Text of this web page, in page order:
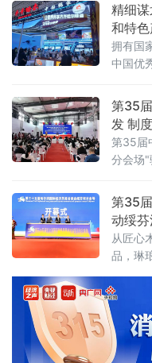
精细
和特
拥有国
中国优
特色产
器，北
会，总
第35
发 制
第35届
分会场"
国际商
亮相，
双边市
强劲动
第35
动绥
从匠心
品，琳